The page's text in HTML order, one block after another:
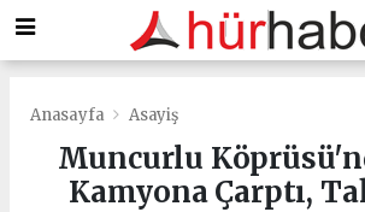
Anasayfa Asayiş
Muncurlu
Kamyona Çarptı,